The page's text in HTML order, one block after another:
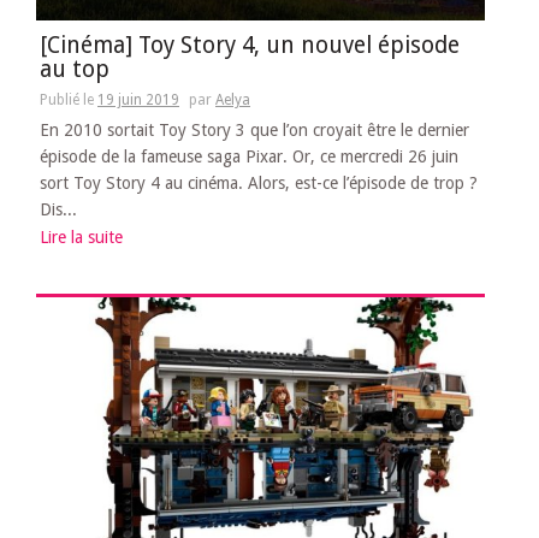
[Cinéma] Toy Story 4, un nouvel épisode
au top
Publié le 19 juin 2019 par Aelya
En 2010 sortait Toy Story 3 que l’on croyait être le dernier
épisode de la fameuse saga Pixar. Or, ce mercredi 26 juin
sort Toy Story 4 au cinéma. Alors, est-ce l’épisode de trop ?
Dis...
Lire la suite